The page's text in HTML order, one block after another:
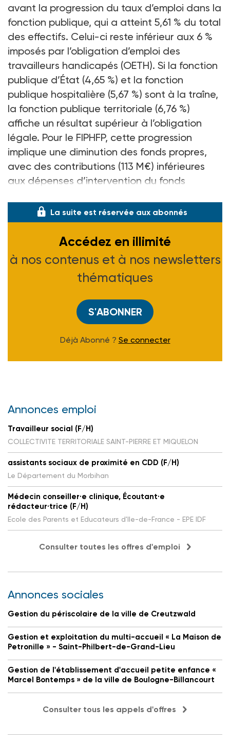
avant la progression du taux d’emploi dans la
fonction publique, qui a atteint 5,61 % du total
des effectifs. Celui-ci reste inférieur aux 6 %
imposés par l’obligation d’emploi des
travailleurs handicapés (OETH). Si la fonction
publique d’État (4,65 %) et la fonction
publique hospitalière (5,67 %) sont à la traîne,
la fonction publique territoriale (6,76 %)
affiche un résultat supérieur à l’obligation
légale. Pour le FIPHFP, cette progression
implique une diminution des fonds propres,
avec des contributions (113 M€) inférieures
aux dépenses d’intervention du fonds
La suite est réservée aux abonnés
Accédez en illimité
à nos contenus et à nos newsletters
thématiques
S'ABONNER
Déjà Abonné ? Se connecter
Annonces emploi
Travailleur social (F/H)
COLLECTIVITE TERRITORIALE SAINT-PIERRE ET MIQUELON
assistants sociaux de proximité en CDD (F/H)
Le Département du Morbihan
Médecin conseiller·e clinique, Écoutant·e
rédacteur·trice (F/H)
Ecole des Parents et Educateurs d'Ile-de-France - EPE IDF
Consulter toutes les offres d'emploi
Annonces sociales
Gestion du périscolaire de la ville de Creutzwald
Gestion et exploitation du multi-accueil « La Maison de
Petronille » - Saint-Philbert-de-Grand-Lieu
Gestion de l'établissement d'accueil petite enfance «
Marcel Bontemps » de la ville de Boulogne-Billancourt
Consulter tous les appels d'offres